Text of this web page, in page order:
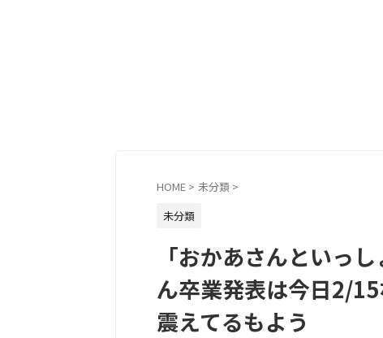
HOME > 未分類 >
未分類
「おかあさんといっ
ん卒業発表は今日2/
震えてるもよう